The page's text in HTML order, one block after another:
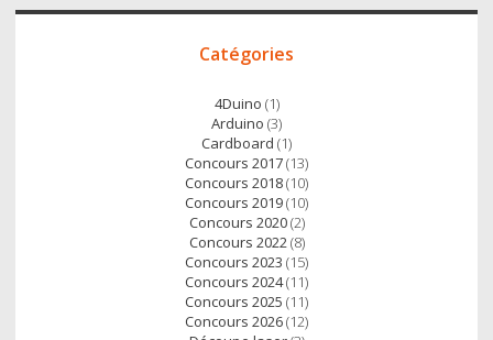
e
o
A
p
Accès
Catégories
4Duino (1)
Arduino (3)
Cardboard (1)
Concours 2017(13)
Concours 2018(10)
Concours 2019(10)
Concours 2020(2)
Concours 2022(8)
Concours 2023 (15)
Concours 2024(11)
Concours 2025 (11)
Concours 2026(12)